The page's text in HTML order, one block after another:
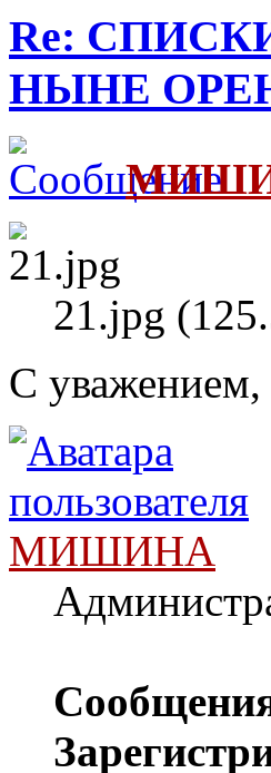
Re:
НЫНЕ
21.jpg
С уважением,
МИШИНА